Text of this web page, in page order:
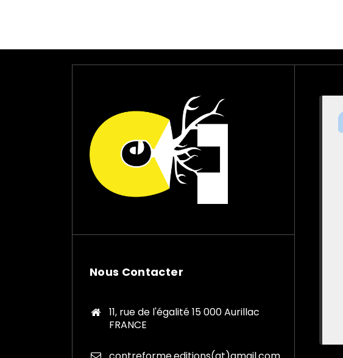
Nous Contacter
11, rue de l'égalité 15 000 Aurillac
FRANCE